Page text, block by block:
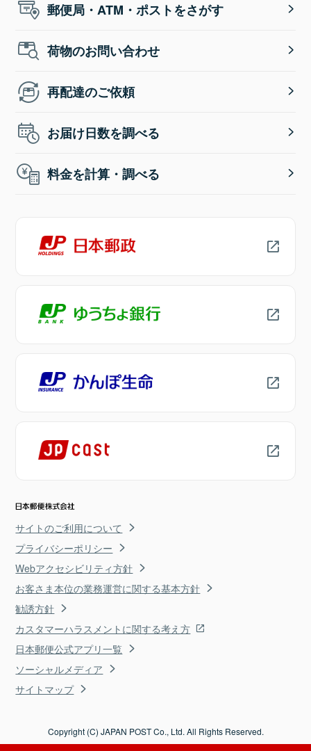
郵便局・ATM・ポストをさがす
荷物のお問い合わせ
再配達のご依頼
お届け日数を調べる
料金を計算・調べる
サイトのご利用について
プライバシーポリシー
Webアクセシビリティ方針
お客さま本位の業務運営に関する基本方針
勧誘方針
カスタマーハラスメントに関する考え方
日本郵便公式アプリ一覧
ソーシャルメディア
サイトマップ
Copyright (C) JAPAN POST Co., Ltd. All Rights Reserved.